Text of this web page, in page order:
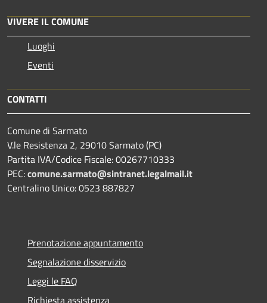
VIVERE IL COMUNE
Luoghi
Eventi
CONTATTI
Comune di Sarmato
V.le Resistenza 2, 29010 Sarmato (PC)
Partita IVA/Codice Fiscale: 00267710333
PEC:comune.sarmato@sintranet.legalmail.it
Centralino Unico: 0523 887827
Prenotazione appuntamento
Segnalazione disservizio
Leggi le FAQ
Richiesta assistenza